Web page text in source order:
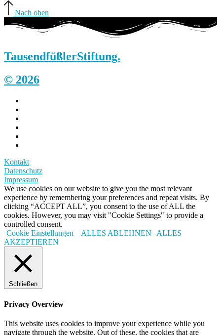
Nach oben
TausendfüßlerStiftung.
© 2026
Kontakt
Datenschutz
Impressum
We use cookies on our website to give you the most relevant
experience by remembering your preferences and repeat visits. By
clicking “ACCEPT ALL”, you consent to the use of ALL the
cookies. However, you may visit "Cookie Settings" to provide a
controlled consent.
Cookie Einstellungen
ALLES ABLEHNEN
ALLES
AKZEPTIEREN
Schließen
Privacy Overview
This website uses cookies to improve your experience while you
navigate through the website. Out of these, the cookies that are